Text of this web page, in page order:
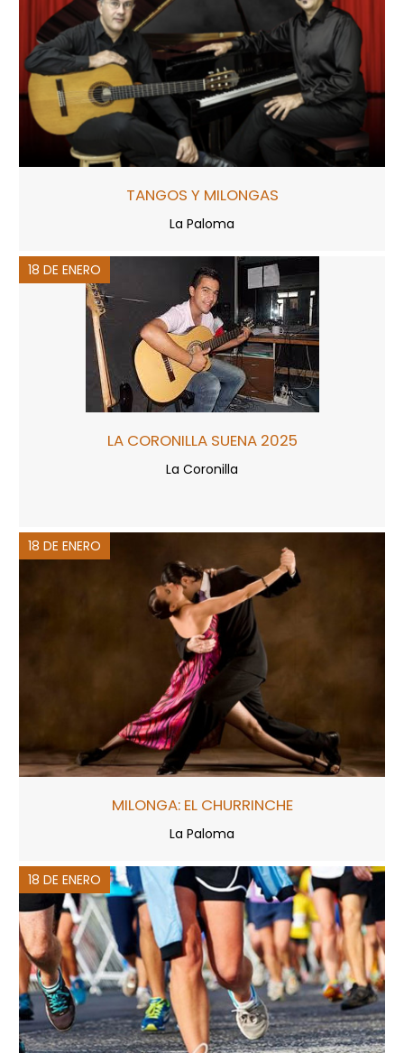
TANGOS Y MILONGAS
La Paloma
18 DE ENERO
LA CORONILLA SUENA 2025
La Coronilla
18 DE ENERO
MILONGA: EL CHURRINCHE
La Paloma
18 DE ENERO